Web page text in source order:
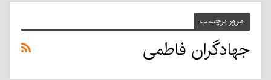
مرور برچسب
جهادگران فاطمی